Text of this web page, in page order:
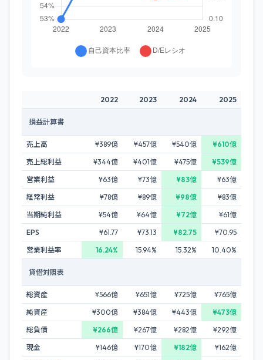
2022 2023 2024 2025
損益計算書
売上高 ¥389億 ¥457億 ¥540億
¥610億
売上総利益
¥344億 ¥401億 ¥475億
¥539億
営業利益
¥63億 ¥73億 ¥83億
¥63億
経常利益
¥78億 ¥89億 ¥98億
¥83億
当期純利益
¥54億 ¥64億 ¥72億
¥61億
EPS
¥61.77 ¥73.13 ¥82.75
¥70.95
営業利益率
16.24% 15.94% 15.32% 10.40%
貸借対照表
総資産 ¥566億 ¥651億 ¥725億
¥765億
純資産
¥300億 ¥384億 ¥443億
¥473億
総負債
¥266億 ¥267億 ¥282億
¥292億
現金
¥146億 ¥170億 ¥182億
¥162億